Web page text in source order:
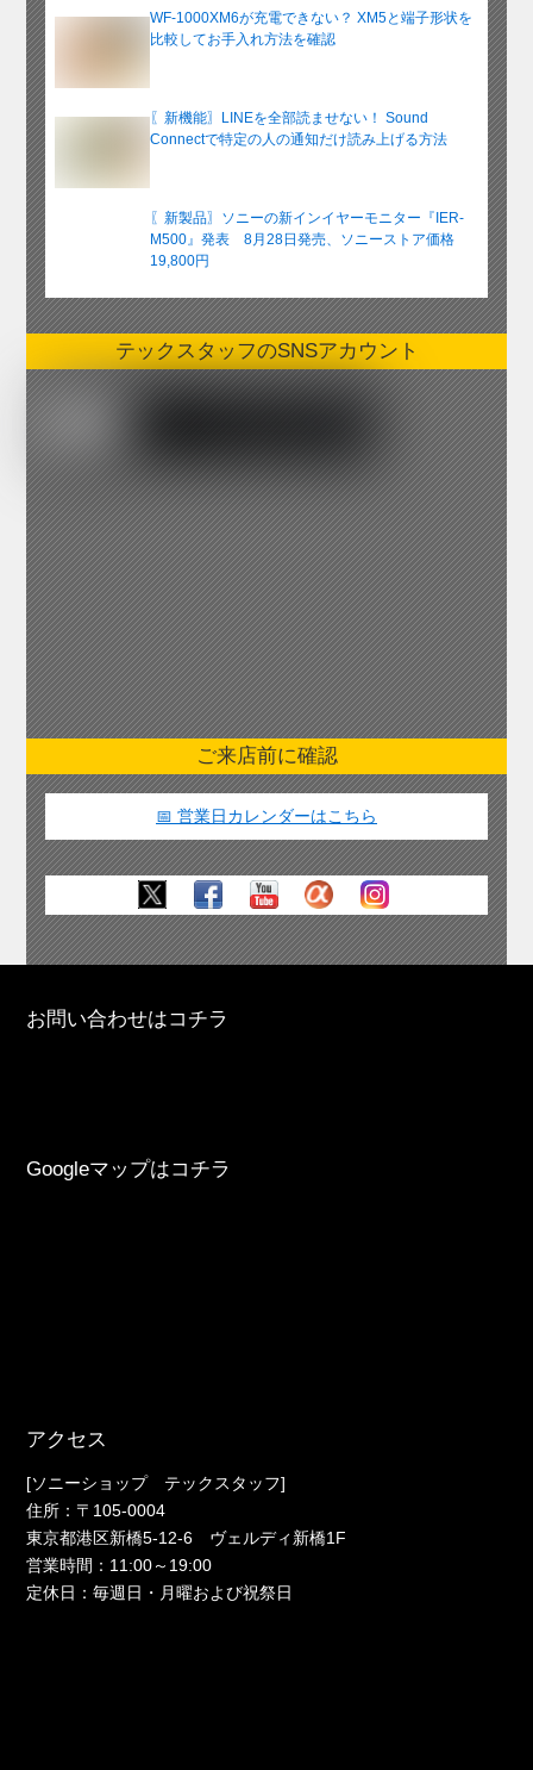
WF-1000XM6が充電できない？ XM5と端子形状を
比較してお手入れ方法を確認
〖新機能〗LINEを全部読ませない！ Sound
Connectで特定の人の通知だけ読み上げる方法
〖新製品〗ソニーの新インイヤーモニター『IER-
M500』発表 8月28日発売、ソニーストア価格
19,800円
テックスタッフのSNSアカウント
ご来店前に確認
📅 営業日カレンダーはこちら
お問い合わせはコチラ
Googleマップはコチラ
アクセス
[ソニーショップ テックスタッフ]
住所：〒105-0004
東京都港区新橋5-12-6 ヴェルディ新橋1F
営業時間：11:00～19:00
定休日：毎週日・月曜および祝祭日